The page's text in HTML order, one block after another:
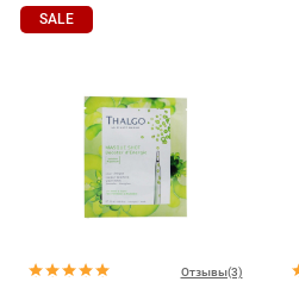
SALE
Отзывы(3)